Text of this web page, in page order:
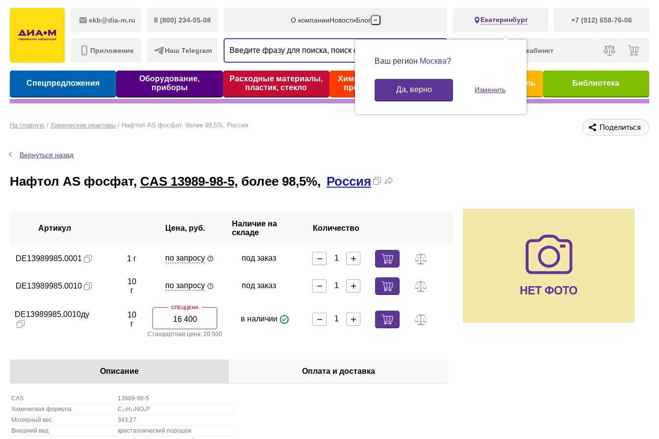
ekb@dia-m.ru 8 (800) 234-05-08
Приложение Наш Telegram
О компанииНовостиБлог
Производители
Партнеры
Контакты
Екатеринбург +7 (912) 658-76-06
Ваш регион Москва?
Да, верно Изменить
Личный кабинет
Спецпредложения
Оборудование,
приборы
Расходные материалы,
пластик, стекло
Химические реактивы,
препараты, наборы
Предметный указатель Библиотека
На главную / Химические реактивы / Нафтол AS фосфат, более 98,5%, Россия Поделиться
Вернуться назад
Нафтол AS фосфат, CAS 13989-98-5, более 98,5%, Россия
Артикул Цена, руб.
Наличие на
складе
Количество
DE13989985.0001 1 г по запросу под заказ
DE13989985.0010
10
г
по запросу под заказ
DE13989985.0010ду
10
г
СПЕЦЦЕНА
16 400
Стандартная цена: 20 500
в наличии
Описание Оплата и доставка
CAS
13989-98-5
Химическая формула
C₁₇H₁₄NO₅P
Молярный вес
343,27
Внешний вид
кристаллический порошок